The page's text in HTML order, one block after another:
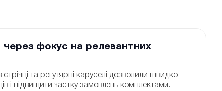
фокус на релевантних
та регулярні каруселі дозволили швидко
і підвищити частку замовлень комплектами.